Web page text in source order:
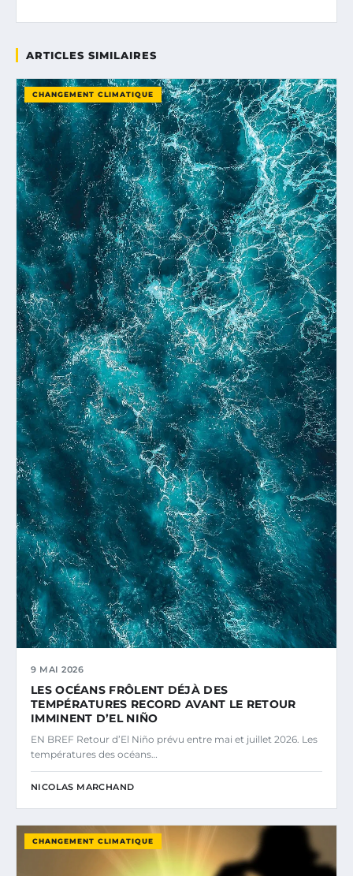
ARTICLES SIMILAIRES
CHANGEMENT CLIMATIQUE
9 MAI 2026
LES OCÉANS FRÔLENT DÉJÀ DES
TEMPÉRATURES RECORD AVANT LE RETOUR
IMMINENT D’EL NIÑO
EN BREF Retour d’El Niño prévu entre mai et juillet 2026. Les
températures des océans…
NICOLAS MARCHAND
CHANGEMENT CLIMATIQUE